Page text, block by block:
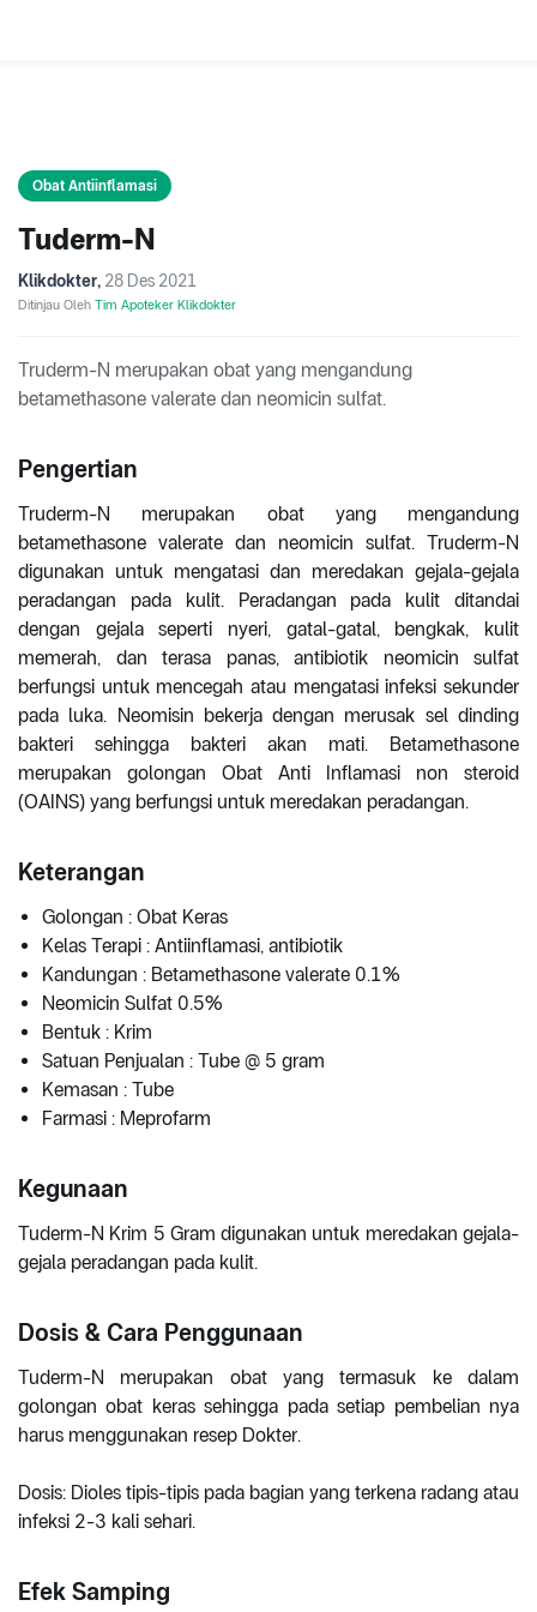
Obat Antiinflamasi
Tuderm-N
Klikdokter, 28 Des 2021
Ditinjau Oleh Tim Apoteker Klikdokter
Truderm-N merupakan obat yang mengandung
betamethasone valerate dan neomicin sulfat.
Pengertian
Truderm-N merupakan obat yang mengandung
betamethasone valerate dan neomicin sulfat. Truderm-N
digunakan untuk mengatasi dan meredakan gejala-gejala
peradangan pada kulit. Peradangan pada kulit ditandai
dengan gejala seperti nyeri, gatal-gatal, bengkak, kulit
memerah, dan terasa panas, antibiotik neomicin sulfat
berfungsi untuk mencegah atau mengatasi infeksi sekunder
pada luka. Neomisin bekerja dengan merusak sel dinding
bakteri sehingga bakteri akan mati. Betamethasone
merupakan golongan Obat Anti Inflamasi non steroid
(OAINS) yang berfungsi untuk meredakan peradangan.
Keterangan
Golongan : Obat Keras
Kelas Terapi : Antiinflamasi, antibiotik
Kandungan : Betamethasone valerate 0.1%
Neomicin Sulfat 0.5%
Bentuk : Krim
Satuan Penjualan : Tube @ 5 gram
Kemasan : Tube
Farmasi : Meprofarm
Kegunaan
Tuderm-N Krim 5 Gram digunakan untuk meredakan gejala-
gejala peradangan pada kulit.
Dosis & Cara Penggunaan
Tuderm-N merupakan obat yang termasuk ke dalam
golongan obat keras sehingga pada setiap pembelian nya
harus menggunakan resep Dokter.
Dosis: Dioles tipis-tipis pada bagian yang terkena radang atau
infeksi 2-3 kali sehari.
Efek Samping